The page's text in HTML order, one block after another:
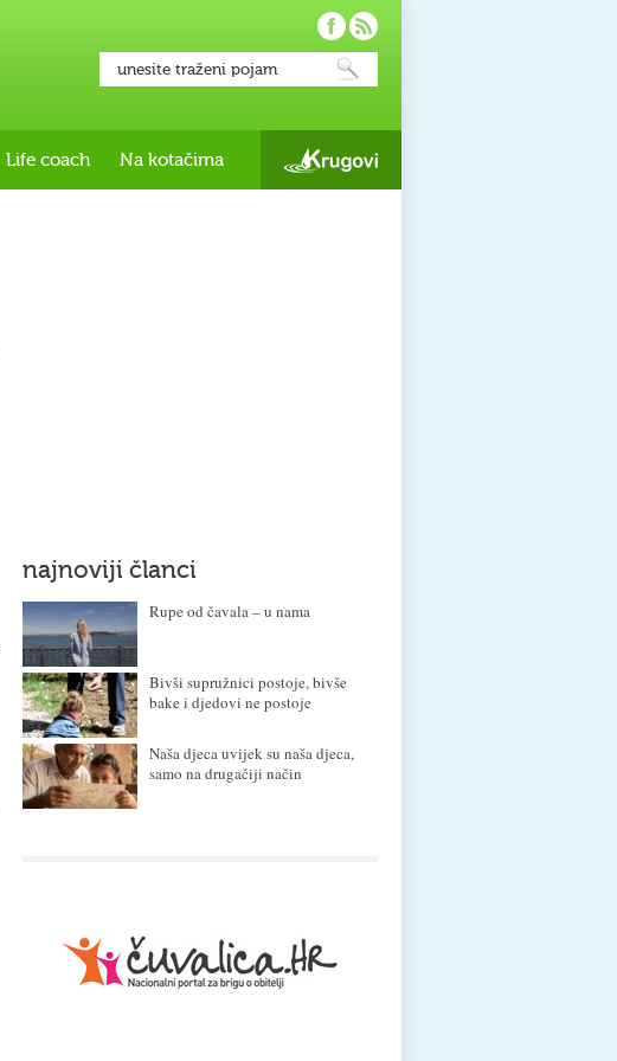
Life coach Na kotačima
najnoviji članci
Rupe od čavala – u nama
Bivši supružnici postoje, bivše
bake i djedovi ne postoje
Naša djeca uvijek su naša djeca,
samo na drugačiji način